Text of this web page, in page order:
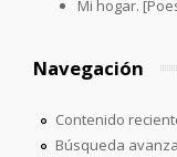
Mi hogar.
Navegación
Contenido
Búsqueda